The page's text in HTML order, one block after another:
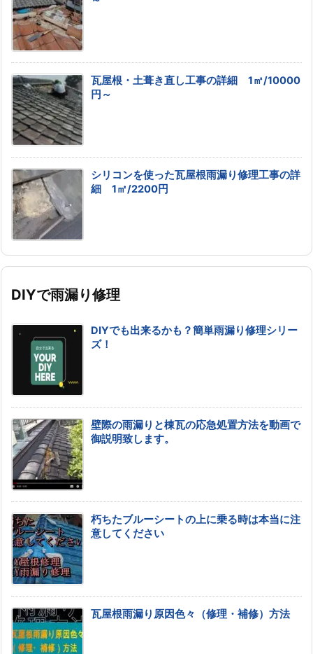
瓦屋根・土葺き直し工事の詳細 1㎡/10000
円～
シリコンを使った瓦屋根雨漏り修理工事の詳
細 1㎡/2200円
DIYで雨漏り修理
DIYでも出来るかも？簡単雨漏り修理シリー
ズ！
壁際の雨漏りと棟瓦の応急処置方法を動画で
御説明致します。
朽ちたブルーシートの上に乗る時は本当に注
意してください
瓦屋根雨漏り原因色々（修理・補修）方法